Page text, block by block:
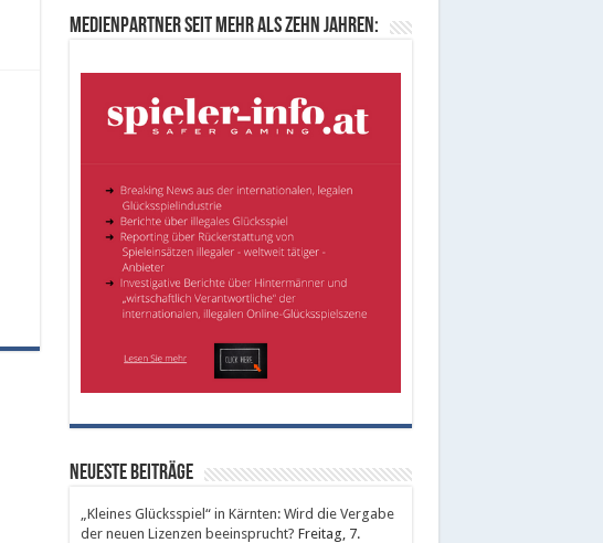
Medienpartner seit mehr als zehn Jahren:
Neueste Beiträge
„Kleines Glücksspiel“ in Kärnten: Wird die Vergabe
der neuen Lizenzen beeinsprucht? Freitag, 7.